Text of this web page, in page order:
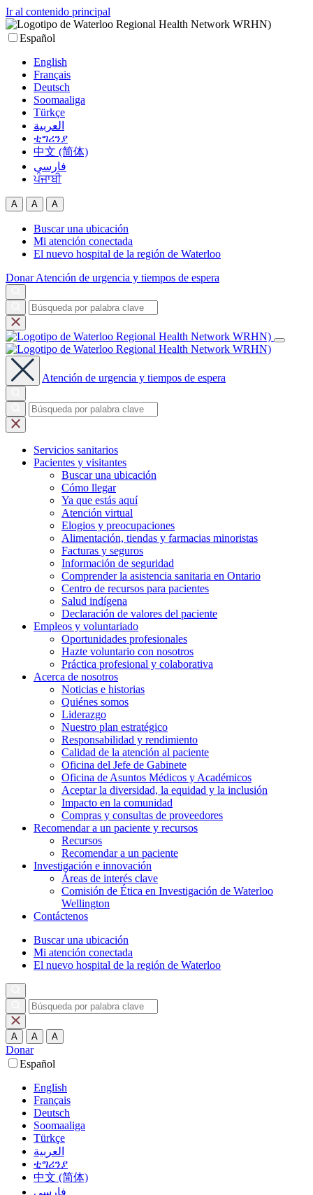
Ir al contenido principal
Español
English
Français
Deutsch
Soomaaliga
Türkçe
العربية‏
ቲግሪንያ
中文 (简体)
فارسی
ਪੰਜਾਬੀ
A A A
Buscar una ubicación
Mi atención conectada
El nuevo hospital de la región de Waterloo
Donar Atención de urgencia y tiempos de espera
Atención de urgencia y tiempos de espera
Servicios sanitarios
Pacientes y visitantes
Buscar una ubicación
Cómo llegar
Ya que estás aquí
Atención virtual
Elogios y preocupaciones
Alimentación, tiendas y farmacias minoristas
Facturas y seguros
Información de seguridad
Comprender la asistencia sanitaria en Ontario
Centro de recursos para pacientes
Salud indígena
Declaración de valores del paciente
Empleos y voluntariado
Oportunidades profesionales
Hazte voluntario con nosotros
Práctica profesional y colaborativa
Acerca de nosotros
Noticias e historias
Quiénes somos
Liderazgo
Nuestro plan estratégico
Responsabilidad y rendimiento
Calidad de la atención al paciente
Oficina del Jefe de Gabinete
Oficina de Asuntos Médicos y Académicos
Aceptar la diversidad, la equidad y la inclusión
Impacto en la comunidad
Compras y consultas de proveedores
Recomendar a un paciente y recursos
Recursos
Recomendar a un paciente
Investigación e innovación
Áreas de interés clave
Comisión de Ética en Investigación de Waterloo
Wellington
Contáctenos
Buscar una ubicación
Mi atención conectada
El nuevo hospital de la región de Waterloo
A A A
Donar
Español
English
Français
Deutsch
Soomaaliga
Türkçe
العربية‏
ቲግሪንያ
中文 (简体)
فارسی